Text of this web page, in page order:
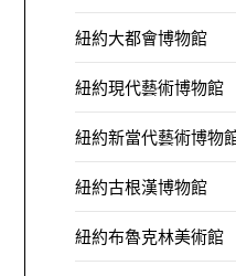
紐約大都會博物館
紐約現代藝術博物館
紐約新當代藝術博物
紐約古根漢博物館
紐約布魯克林美術館